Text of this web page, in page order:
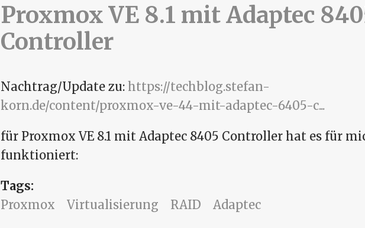
Proxmox VE 8.1 mit Adaptec
Controller
Nachtrag/Update zu: https://techblog.stefan-
korn.de/content/proxmox-ve-44-mit-adaptec-6405-c...
für Proxmox VE 8.1 mit Adaptec 8405 Controller hat es für
funktioniert:
Tags:
Proxmox
Virtualisierung RAID Adaptec